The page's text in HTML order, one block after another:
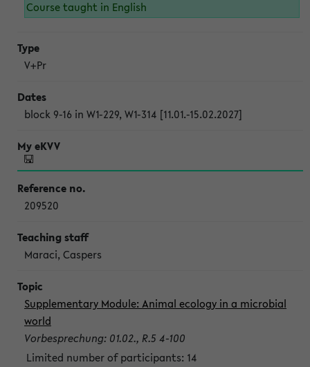
Course taught in English
V+Pr
block 9-16 in W1-229, W1-314 [11.01.-15.02.2027]
209520
Maraci, Caspers
Supplementary Module: Animal ecology in a microbial
world
Vorbesprechung: 01.02., R.5 4-100
Limited number of participants: 14